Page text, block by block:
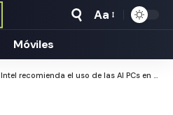
Tamaño
Aa
Móviles
Intel recomienda el uso de las AI PCs en el marco del día del estudiante